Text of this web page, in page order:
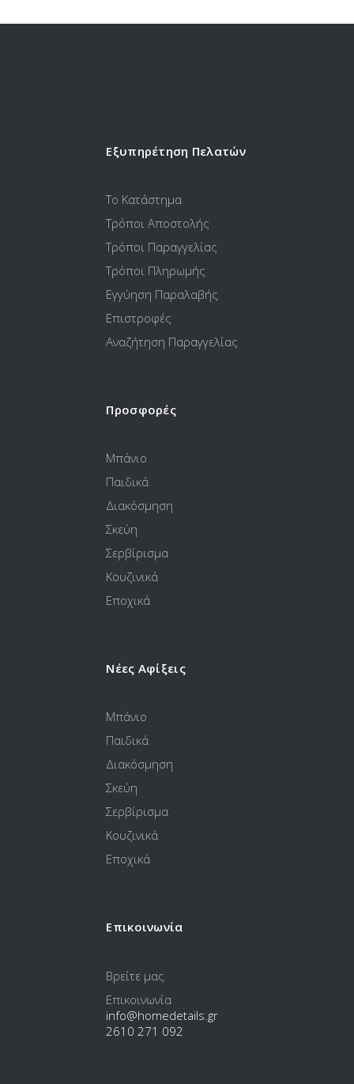
Εξυπηρέτηση Πελατών
Το Κατάστημα
Τρόποι Αποστολής
Τρόποι Παραγγελίας
Τρόποι Πληρωμής
Εγγύηση Παραλαβής
Επιστροφές
Αναζήτηση Παραγγελίας
Προσφορές
Μπάνιο
Παιδικά
Διακόσμηση
Σκεύη
Σερβίρισμα
Κουζινικά
Εποχικά
Νέες Αφίξεις
Μπάνιο
Παιδικά
Διακόσμηση
Σκεύη
Σερβίρισμα
Κουζινικά
Εποχικά
Επικοινωνία
Βρείτε μας
Επικοινωνία
info@homedetails.gr
2610 271 092